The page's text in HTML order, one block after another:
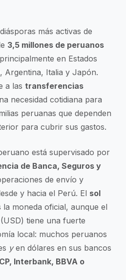
más activas de
3,5 millones de peruanos
en Estados
Argentina, Italia y Japón.
a las transferencias
necesidad cotidiana para
peruanas que dependen
para cubrir sus gastos.
está supervisado por
de Banca, Seguros y
de envío y
y hacia el Perú. El sol
la moneda oficial, aunque el
tiene una fuerte
local: muchos peruanos
yen dólares en sus bancos
Interbank, BBVA o